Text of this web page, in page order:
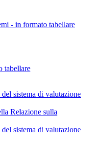
- in formato tabellare
tabellare
sistema di valutazione
Relazione sulla
sistema di valutazione